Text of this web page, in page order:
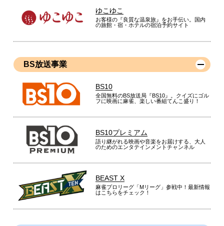
ゆこゆこ
お客様の『良質な温泉旅』をお手伝い。国内
の旅館・宿・ホテルの宿泊予約サイト
BS放送事業
BS10
全国無料のBS放送局『BS10』。クイズにゴル
フに映画に麻雀、楽しい番組てんこ盛り！
BS10プレミアム
語り継がれる映画や音楽をお届けする、大人
のためのエンタテインメントチャンネル
BEAST X
麻雀プロリーグ「Mリーグ」参戦中！最新情報
はこちらをチェック！